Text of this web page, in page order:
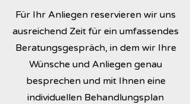
Für Ihr Anliegen reservieren wir uns
ausreichend Zeit für ein umfassendes
Beratungsgespräch, in dem wir Ihre
Wünsche und Anliegen genau
besprechen und mit Ihnen eine
individuellen Behandlungsplan